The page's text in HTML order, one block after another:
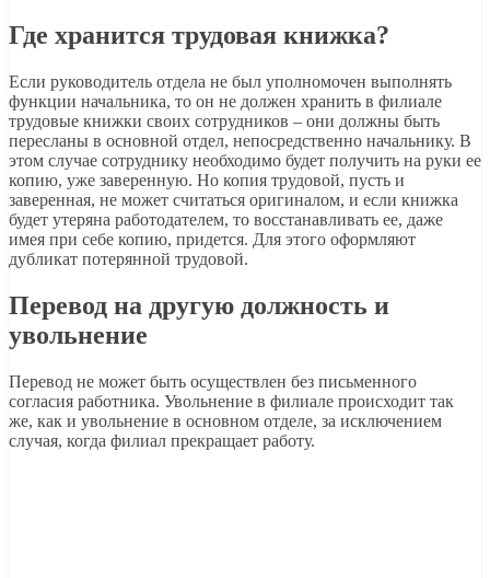
Где хранится трудовая книжка?
Если руководитель отдела не был уполномочен выполнять
функции начальника, то он не должен хранить в филиале
трудовые книжки своих сотрудников – они должны быть
пересланы в основной отдел, непосредственно начальнику. В
этом случае сотруднику необходимо будет получить на руки ее
копию, уже заверенную. Но копия трудовой, пусть и
заверенная, не может считаться оригиналом, и если книжка
будет утеряна работодателем, то восстанавливать ее, даже
имея при себе копию, придется. Для этого оформляют
дубликат потерянной трудовой.
Перевод на другую должность и
увольнение
Перевод не может быть осуществлен без письменного
согласия работника. Увольнение в филиале происходит так
же, как и увольнение в основном отделе, за исключением
случая, когда филиал прекращает работу.